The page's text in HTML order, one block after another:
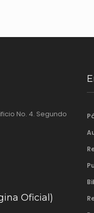
No. 4. Segundo
Oficial)